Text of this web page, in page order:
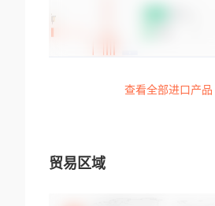
查看全部进口产品
贸易区域